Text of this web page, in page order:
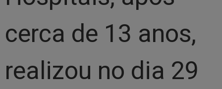
cerca de 13 anos,
realizou no dia 29